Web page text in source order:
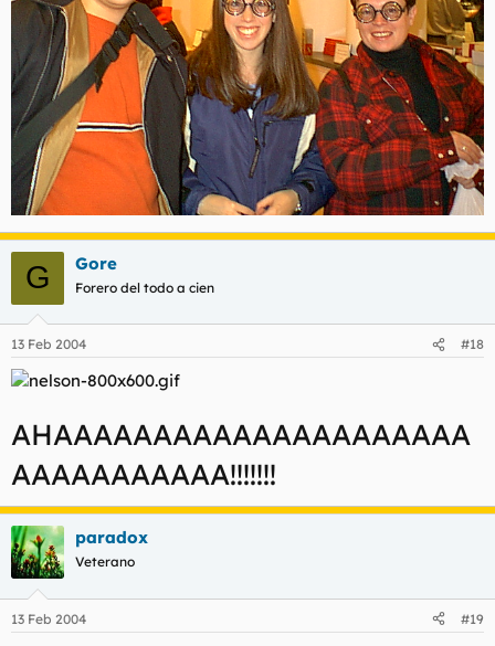
G Gore
Forero del todo a cien
13 Feb 2004 #18
AHAAAAAAAAAAAAAAAAAAAAA
AAAAAAAAAAA!!!!!!!
paradox
Veterano
13 Feb 2004 #19